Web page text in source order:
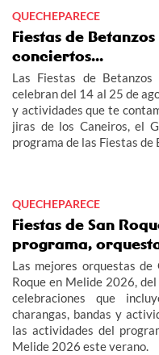
QUECHEPARECE
Fiestas de
conciertos...
Las Fiestas de
celebran del 14 al 25 de
y actividades que te
jiras de los Caneiros, el
programa de las Fiestas
QUECHEPARECE
Fiestas de San
programa,
Las mejores orquestas
Roque en Melide 2026,
celebraciones que
charangas, bandas y
las actividades del
Melide 2026 este verano.